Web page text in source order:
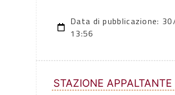
Data di pubblicazione:
13:56
STAZIONE APPALTANTE